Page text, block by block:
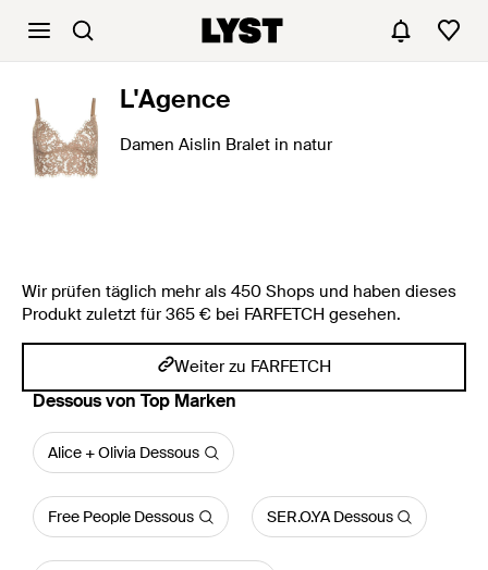
L'Agence
Damen Aislin Bralet in natur
Wir prüfen täglich mehr als 450 Shops und haben dieses
Produkt zuletzt für 365 € bei FARFETCH gesehen.
Weiter zu FARFETCH
Dessous von Top Marken
Alice + Olivia Dessous
Free People Dessous SER.O.YA Dessous